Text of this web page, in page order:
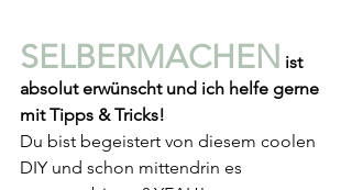
SELBERMACHEN ist
absolut erwünscht und ich helfe gerne
mit Tipps & Tricks!
Du bist begeistert von diesem coolen
DIY und schon mittendrin es